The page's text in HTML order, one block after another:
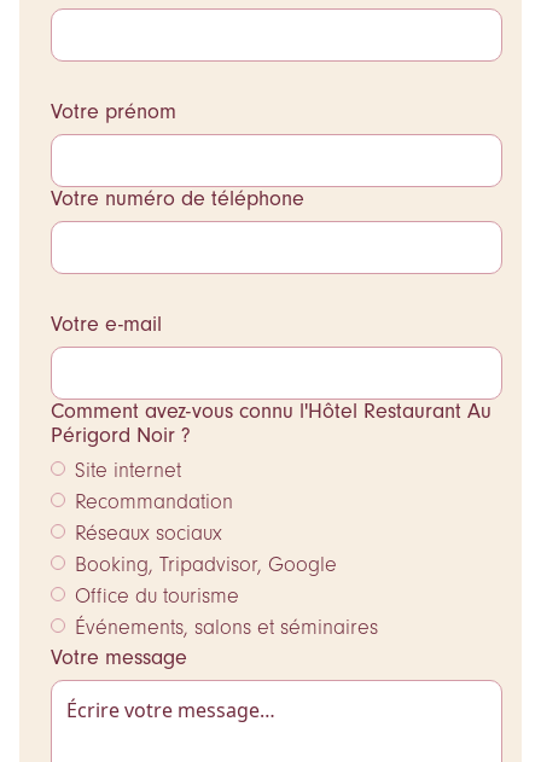
Votre prénom
Votre numéro de téléphone
Votre e-mail
Comment avez-vous connu l'Hôtel Restaurant Au
Périgord Noir ?
Site internet
Recommandation
Réseaux sociaux
Booking, Tripadvisor, Google
Office du tourisme
Événements, salons et séminaires
Votre message